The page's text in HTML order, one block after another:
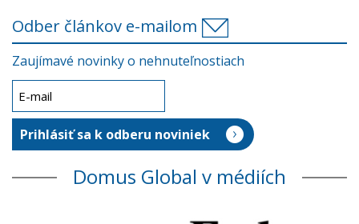
Odber článkov e-mailom
Zaujímavé novinky o nehnuteľnostiach
Domus Global v médiích